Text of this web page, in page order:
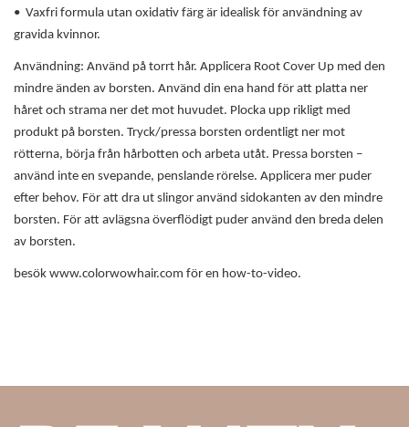
• Vaxfri formula utan oxidativ färg är idealisk för användning av
gravida kvinnor.
Användning: Använd på torrt hår. Applicera Root Cover Up med den
mindre änden av borsten. Använd din ena hand för att platta ner
håret och strama ner det mot huvudet. Plocka upp rikligt med
produkt på borsten. Tryck/pressa borsten ordentligt ner mot
rötterna, börja från hårbotten och arbeta utåt. Pressa borsten –
använd inte en svepande, penslande rörelse. Applicera mer puder
efter behov. För att dra ut slingor använd sidokanten av den mindre
borsten. För att avlägsna överflödigt puder använd den breda delen
av borsten.
besök www.colorwowhair.com för en how-to-video.